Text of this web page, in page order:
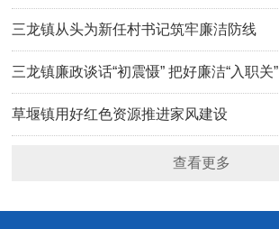
三龙镇从头为新任村书记筑牢廉洁防线
三龙镇廉政谈话“初震慑” 把好廉洁“入职关”
草堰镇用好红色资源推进家风建设
查看更多